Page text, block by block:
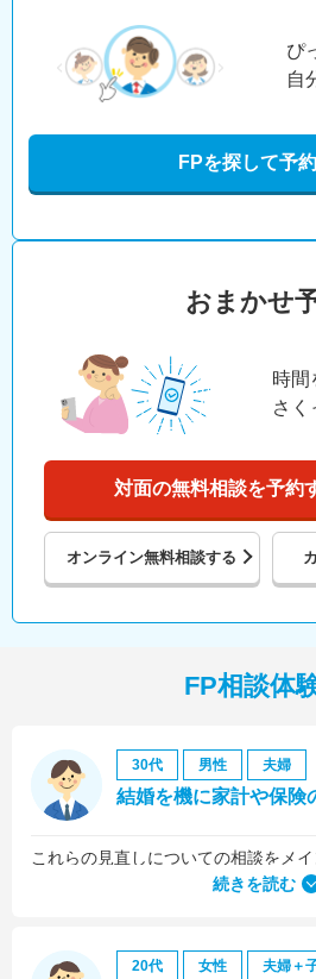
ぴ
自
FPを探して予
おまかせ
時間
さく
対面の無料相談を予約
オンライン無料相談する
FP相談体
30代 男性 夫婦
結婚を機に家計や保険
続きを読む
20代 女性 夫婦＋